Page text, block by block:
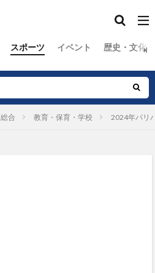
スポーツ イベント 歴史・文化
総合 教育・保育・学校 2024年パリ